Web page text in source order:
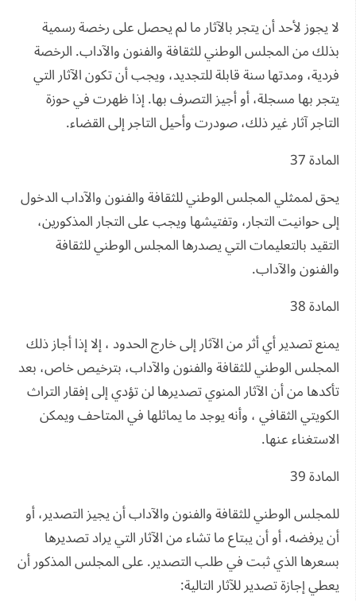
لا يجوز لأحد أن يتجر بالآثار ما لم يحصل على رخصة رسمية
بذلك من المجلس الوطني للثقافة والفنون والآداب. الرخصة
فردية، ومدتها سنة قابلة للتجديد، ويجب أن تكون الآثار التي
يتجر بها مسجلة، أو أجيز التصرف بها. إذا ظهرت في حوزة
التاجر آثار غير ذلك، صودرت وأحيل التاجر إلى القضاء.
المادة 37
يحق لممثلي المجلس الوطني للثقافة والفنون والآداب الدخول
إلى حوانيت التجار، وتفتيشها ويجب على التجار المذكورين،
التقيد بالتعليمات التي يصدرها المجلس الوطني للثقافة
والفنون والآداب.
المادة 38
يمنع تصدير أي أثر من الآثار إلى خارج الحدود ، إلا إذا أجاز ذلك
المجلس الوطني للثقافة والفنون والآداب، بترخيص خاص، بعد
تأكدها من أن الآثار المنوي تصديرها لن تؤدي إلى إفقار التراث
الكويتي الثقافي ، وأنه يوجد ما يماثلها في المتاحف ويمكن
الاستغناء عنها.
المادة 39
للمجلس الوطني للثقافة والفنون والآداب أن يجيز التصدير، أو
أن يرفضه، أو أن يبتاع ما تشاء من الآثار التي يراد تصديرها
بسعرها الذي ثبت في طلب التصدير. على المجلس المذكور أن
يعطي إجازة تصدير للآثار التالية: